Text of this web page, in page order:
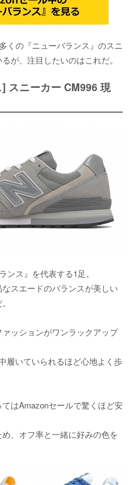
くの『ニューバランス』のスニ
が、注目したいのはこれだ。
スニーカー CM996 現
ンス』を代表する1足。
スエードのバランスが美しい
ッションがワンラックアップ
履いていられるほど心地よく歩
はAmazonセールで驚くほど安
、オフ率と一緒に好みの色を